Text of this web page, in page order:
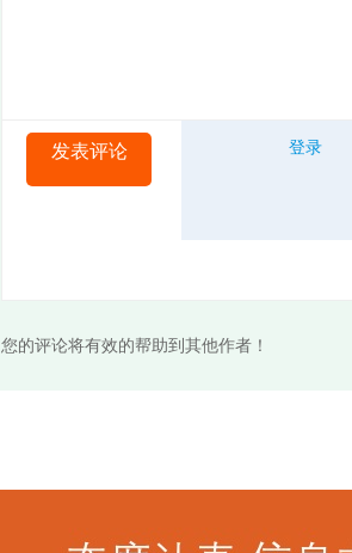
发表评论 登录
您的评论将有效的帮助到其他作者！